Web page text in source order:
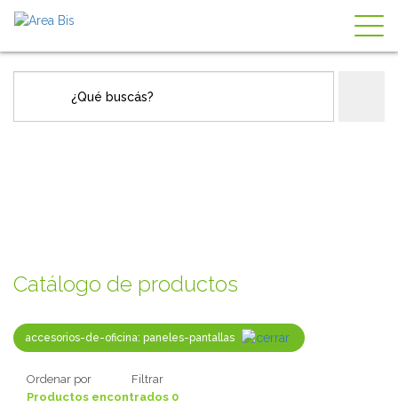
Catálogo de productos
accesorios-de-oficina: paneles-pantallas
Ordenar por
Filtrar
Productos encontrados 0